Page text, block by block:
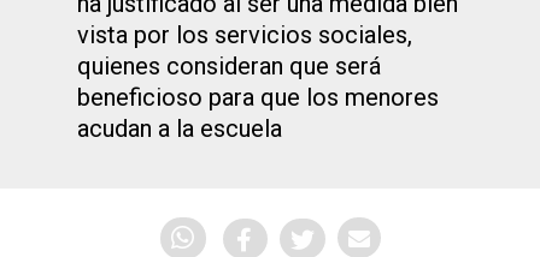
vista por los servicios sociales,
quienes consideran que será
beneficioso para que los menores
acudan a la escuela